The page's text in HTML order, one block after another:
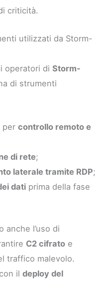
criticità.
utilizzati da Storm-
operatori diStorm-
di strumenti
percontrollo remoto e
di rete;
laterale tramite RDP;
dati prima della fase
anche l’uso di
C2 cifrato e
traffico malevolo.
ildeploy del